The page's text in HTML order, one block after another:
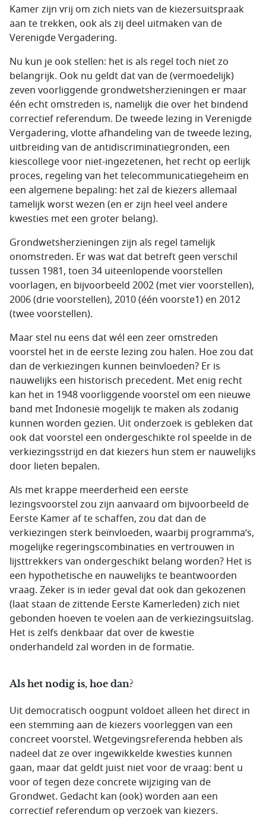
Kamer zijn vrij om zich niets van de kiezersuitspraak
aan te trekken, ook als zij deel uitmaken van de
Verenigde Vergadering.
Nu kun je ook stellen: het is als regel toch niet zo
belangrijk. Ook nu geldt dat van de (vermoedelijk)
zeven voorliggende grondwetsherzieningen er maar
één echt omstreden is, namelijk die over het bindend
correctief referendum. De tweede lezing in Verenigde
Vergadering, vlotte afhandeling van de tweede lezing,
uitbreiding van de antidiscriminatiegronden, een
kiescollege voor niet-ingezetenen, het recht op eerlijk
proces, regeling van het telecommunicatiegeheim en
een algemene bepaling: het zal de kiezers allemaal
tamelijk worst wezen (en er zijn heel veel andere
kwesties met een groter belang).
Grondwetsherzieningen zijn als regel tamelijk
onomstreden. Er was wat dat betreft geen verschil
tussen 1981, toen 34 uiteenlopende voorstellen
voorlagen, en bijvoorbeeld 2002 (met vier voorstellen),
2006 (drie voorstellen), 2010 (één voorste1) en 2012
(twee voorstellen).
Maar stel nu eens dat wél een zeer omstreden
voorstel het in de eerste lezing zou halen. Hoe zou dat
dan de verkiezingen kunnen beïnvloeden? Er is
nauwelijks een historisch precedent. Met enig recht
kan het in 1948 voorliggende voorstel om een nieuwe
band met Indonesië mogelijk te maken als zodanig
kunnen worden gezien. Uit onderzoek is gebleken dat
ook dat voorstel een ondergeschikte rol speelde in de
verkiezingsstrijd en dat kiezers hun stem er nauwelijks
door lieten bepalen.
Als met krappe meerderheid een eerste
lezingsvoorstel zou zijn aanvaard om bijvoorbeeld de
Eerste Kamer af te schaffen, zou dat dan de
verkiezingen sterk beïnvloeden, waarbij programma’s,
mogelijke regeringscombinaties en vertrouwen in
lijsttrekkers van ondergeschikt belang worden? Het is
een hypothetische en nauwelijks te beantwoorden
vraag. Zeker is in ieder geval dat ook dan gekozenen
(laat staan de zittende Eerste Kamerleden) zich niet
gebonden hoeven te voelen aan de verkiezingsuitslag.
Het is zelfs denkbaar dat over de kwestie
onderhandeld zal worden in de formatie.
Als het nodig is, hoe dan?
Uit democratisch oogpunt voldoet alleen het direct in
een stemming aan de kiezers voorleggen van een
concreet voorstel. Wetgevingsreferenda hebben als
nadeel dat ze over ingewikkelde kwesties kunnen
gaan, maar dat geldt juist niet voor de vraag: bent u
voor of tegen deze concrete wijziging van de
Grondwet. Gedacht kan (ook) worden aan een
correctief referendum op verzoek van kiezers.